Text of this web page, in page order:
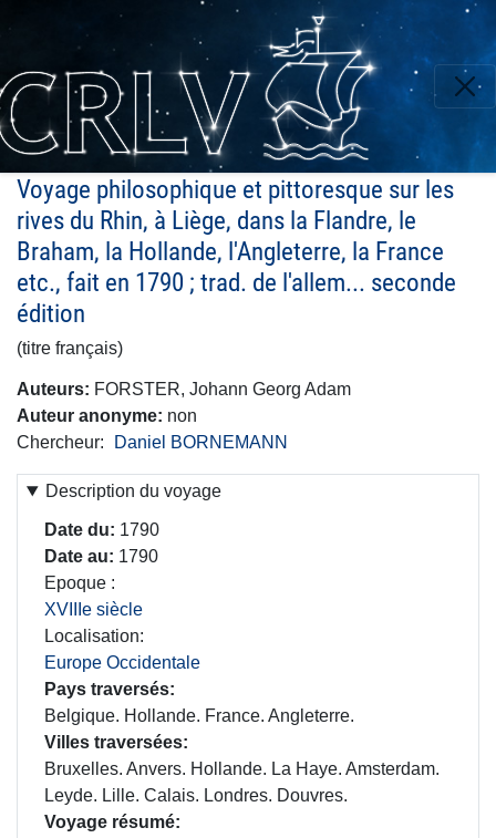
contenu
principal
Voyage philosophique et pittoresque sur les
rives du Rhin, à Liège, dans la Flandre, le
Braham, la Hollande, l'Angleterre, la France
etc., fait en 1790 ; trad. de l'allem... seconde
édition
(titre français)
Auteurs
FORSTER, Johann Georg Adam
Auteur anonyme non
Chercheur
Daniel BORNEMANN
Description du voyage
Date du
1790
Date au
1790
Epoque
XVIIIe siècle
Localisation
Europe Occidentale
Pays traversés
Belgique. Hollande. France. Angleterre.
Villes traversées
Bruxelles. Anvers. Hollande. La Haye. Amsterdam.
Leyde. Lille. Calais. Londres. Douvres.
Voyage résumé